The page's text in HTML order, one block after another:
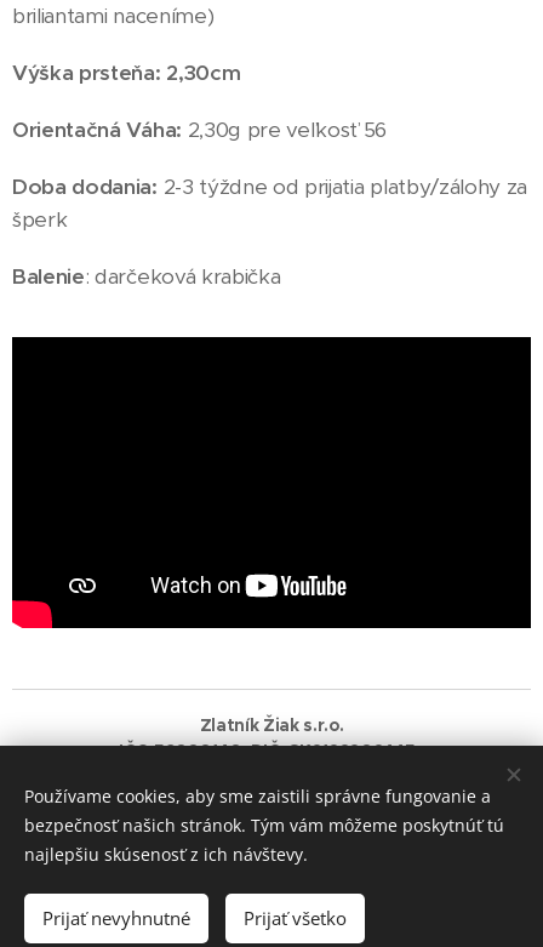
Do košíka
briliantami naceníme)
Výška prsteňa: 2,30cm
Orientačná Váha: 2,30g pre veľkosť 56
Doba dodania: 2-3 týždne od prijatia platby/zálohy za
šperk
Balenie: darčeková krabička
Zlatník Žiak s.r.o.
IČO:56080140 DIČ: SK2122202445
Vytvorené službouWebnode
Používame cookies, aby sme zaistili správne fungovanie a
bezpečnosť našich stránok. Tým vám môžeme poskytnúť tú
najlepšiu skúsenosť z ich návštevy.
Prijať nevyhnutné Prijať všetko